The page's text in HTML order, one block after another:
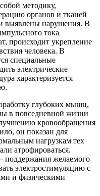
методику,
органов и тканей
выявлены нарушения. В
тока
происходит укрепление
человека. В
специальные
электрические
характеризуется
глубоких мышц,
в повседневной жизни
кровообращения
он показан для
нагрузкам тех
атрофироваться.
поддержания желаемого
электростимуляцию с
и физическими